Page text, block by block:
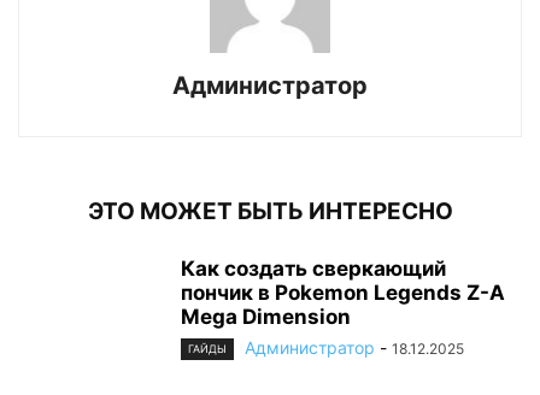
Администратор
ЭТО МОЖЕТ БЫТЬ ИНТЕРЕСНО
Как создать сверкающий
пончик в Pokemon Legends Z-A
Mega Dimension
ГАЙДЫ Администратор - 18.12.2025